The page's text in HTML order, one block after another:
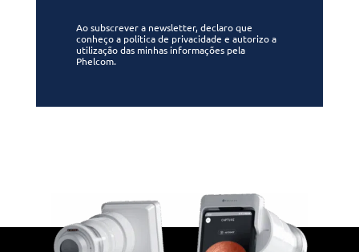
Ao subscrever a newsletter, declaro que
conheço a política de privacidade e autorizo a
utilização das minhas informações pela
Phelcom.